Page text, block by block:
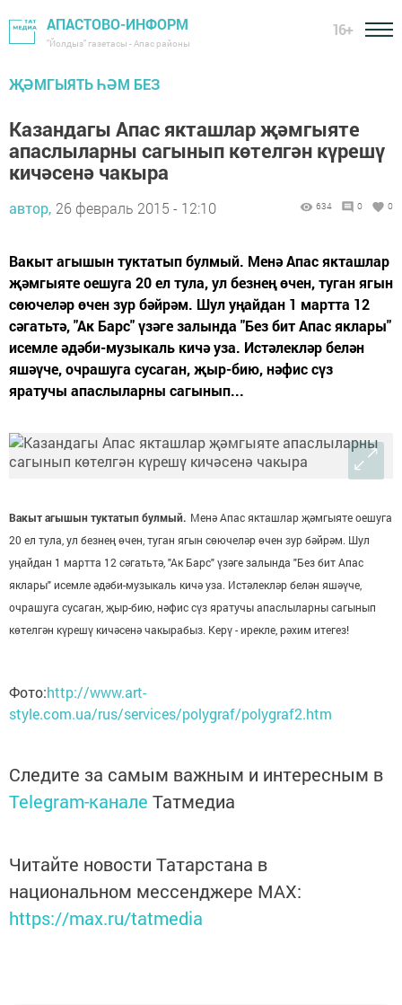
АПАСТОВО-ИНФОРМ
"Йолдыз" газетасы - Апас районы
16+
ҖӘМГЫЯТЬ ҺӘМ БЕЗ
Казандагы Апас якташлар җәмгыяте
апаслыларны сагынып көтелгән күрешү
кичәсенә чакыра
автор, 26 февраль 2015 - 12:10 634 0 0
Вакыт агышын туктатып булмый. Менә Апас якташлар
җәмгыяте оешуга 20 ел тула, ул безнең өчен, туган ягын
сөючеләр өчен зур бәйрәм. Шул уңайдан 1 мартта 12
сәгатьтә, "Ак Барс" үзәге залында "Без бит Апас яклары"
исемле әдәби-музыкаль кичә уза. Истәлекләр белән
яшәүче, очрашуга сусаган, җыр-бию, нәфис сүз
яратучы апаслыларны сагынып...
Вакыт агышын туктатып булмый. Менә Апас якташлар җәмгыяте оешуга
20 ел тула, ул безнең өчен, туган ягын сөючеләр өчен зур бәйрәм. Шул
уңайдан 1 мартта 12 сәгатьтә, "Ак Барс" үзәге залында "Без бит Апас
яклары" исемле әдәби-музыкаль кичә уза. Истәлекләр белән яшәүче,
очрашуга сусаган, җыр-бию, нәфис сүз яратучы апаслыларны сагынып
көтелгән күрешү кичәсенә чакырабыз. Керү - ирекле, рәхим итегез!
Фото:http://www.art-
style.com.ua/rus/services/polygraf/polygraf2.htm
Следите за самым важным и интересным в
Telegram-канале Татмедиа
Читайте новости Татарстана в
национальном мессенджере MАХ:
https://max.ru/tatmedia